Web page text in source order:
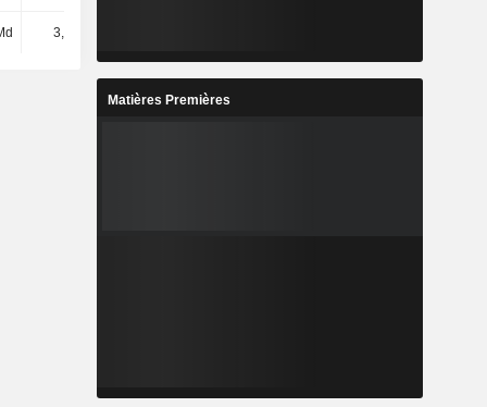
3,11 Md
Matières Premières